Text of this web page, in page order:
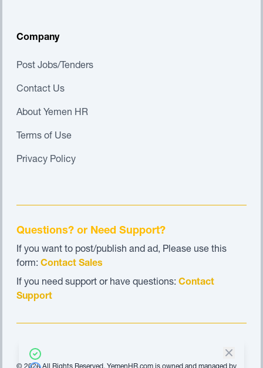
Company
Post Jobs/Tenders
Contact Us
About Yemen HR
Terms of Use
Privacy Policy
Questions? or Need Support?
If you want to post/publish and ad, Please use this
form: Contact Sales
If you need support or have questions: Contact
Support